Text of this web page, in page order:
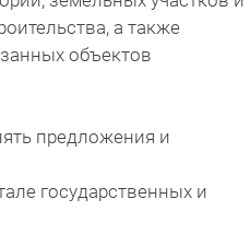
а также
объектов
предложения и
государственных и